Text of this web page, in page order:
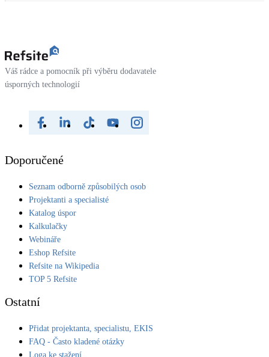
Váš rádce a pomocník při výběru dodavatele
úsporných technologií
Doporučené
Seznam odborně způsobilých osob
Projektanti a specialisté
Katalog úspor
Kalkulačky
Webináře
Eshop Refsite
Refsite na Wikipedia
TOP 5 Refsite
Ostatní
Přidat projektanta, specialistu, EKIS
FAQ - Často kladené otázky
Loga ke stažení